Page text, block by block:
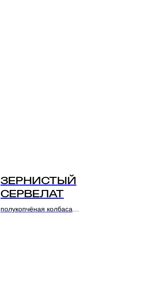
ЗЕРНИСТЫЙ
СЕРВЕЛАТ
полукопчёная колбаса